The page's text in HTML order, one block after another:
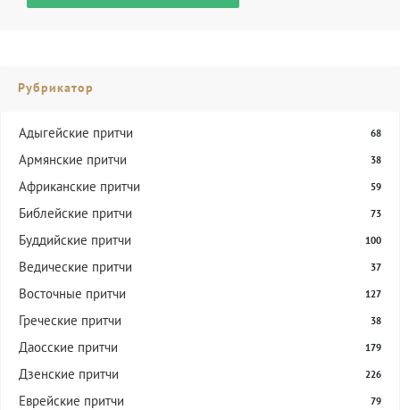
Рубрикатор
Адыгейские притчи 68
Армянские притчи 38
Африканские притчи 59
Библейские притчи 73
Буддийские притчи 100
Ведические притчи 37
Восточные притчи 127
Греческие притчи 38
Даосские притчи 179
Дзенские притчи 226
Еврейские притчи 79